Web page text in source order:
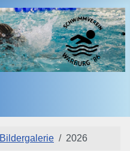
Bildergalerie 2026